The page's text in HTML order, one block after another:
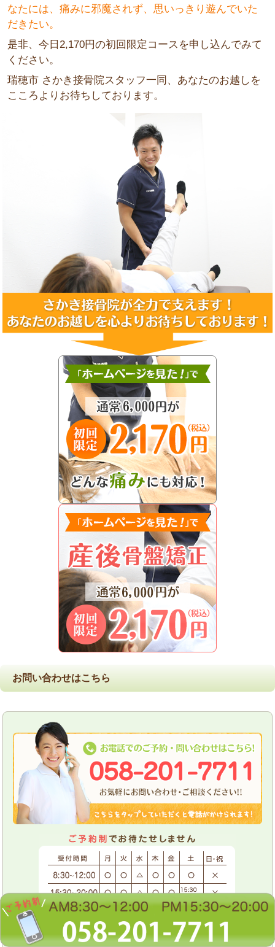
なたには、痛みに邪魔されず、思いっきり遊んでいた
だきたい。
是非、今日2,170円の初回限定コースを申し込んでみて
ください。
瑞穂市 さかき接骨院スタッフ一同、あなたのお越しを
こころよりお待ちしております。
お問い合わせはこちら